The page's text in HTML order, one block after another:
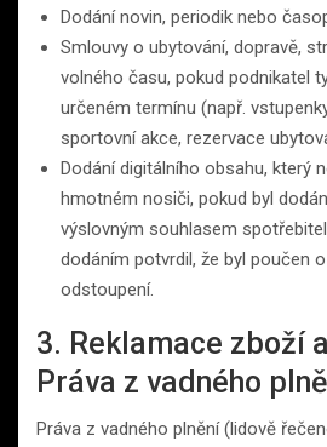
Dodání novin, periodik nebo
Smlouvy o ubytování, dopravě,
volného času, pokud podnikatel
určeném termínu (např.
sportovní akce, rezervace
Dodání digitálního obsahu, který
hmotném nosiči, pokud byl
výslovným souhlasem
dodáním potvrdil, že byl poučen
odstoupení.
3. Reklamace zboží
Práva z vadného
Práva z vadného plnění (lidově